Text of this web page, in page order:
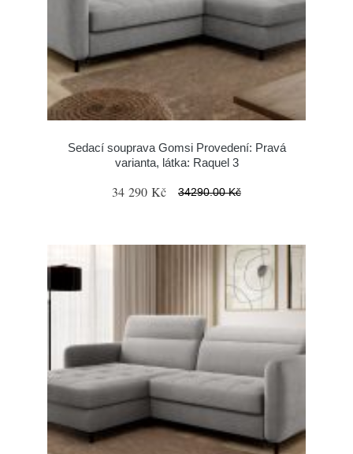
Sedací souprava Gomsi Provedení: Pravá
varianta, látka: Raquel 3
34 290 Kč 34290.00 Kč